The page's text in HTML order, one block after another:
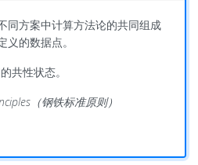
同方案中计算方法论的共同组成
的数据点。
共性状态。
（钢铁标准原则）